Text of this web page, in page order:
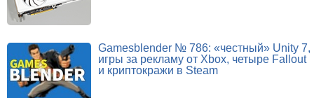
Gamesblender № 786: «честный» Unity 7,
игры за рекламу от Xbox, четыре Fallout
и криптокражи в Steam